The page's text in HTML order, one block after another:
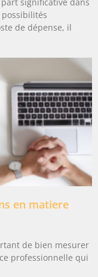
significative dans
de dépense, il
en matiere
de bien mesurer
professionnelle qui